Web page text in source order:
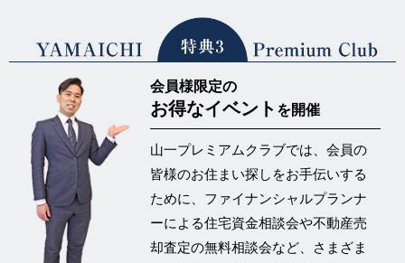
会員様限定の
お得なイベント を開催
山一プレミアムクラブでは、会員の
皆様のお住まい探しをお手伝いする
ために、ファイナンシャルプランナ
ーによる住宅資金相談会や不動産売
却査定の無料相談会など、さまざま